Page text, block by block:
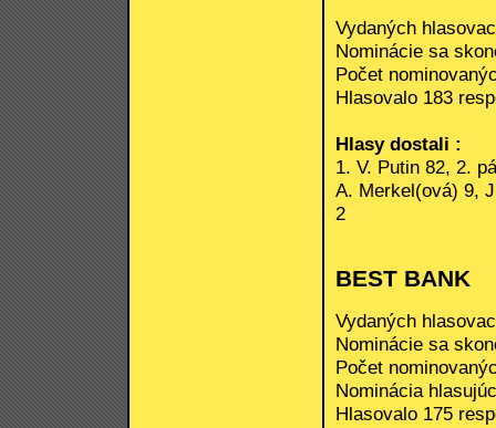
Vydaných
Nominácie sa
Počet
Hlasovalo 183
Hlasy dostali :
1. V. Putin 82, 2.
A. Merkel(ová) 9,
2
BEST BANK
Vydaných
Nominácie sa
Počet
Nominácia
Hlasovalo 175